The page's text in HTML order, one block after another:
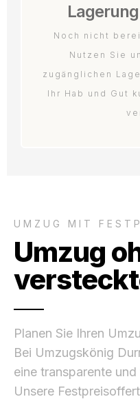
Noch nicht
Nutzen Sie
zugänglichen
Ihr Hab und Gut
UMZUG MIT
Umzug
Planen Sie Ihren
Bei Umzugskönig
eine transparente
Unsere